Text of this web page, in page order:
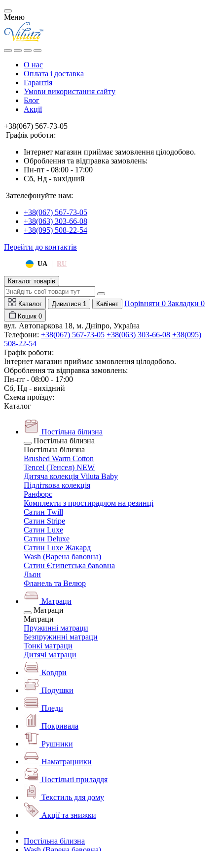
Меню
О нас
Оплата і доставка
Гарантія
Умови використання сайту
Блог
Акції
+38(067) 567-73-05
Графік роботи:
Інтернет магазин приймає замовлення цілодобово.
Оброблення та відправка замовлень:
Пн-пт - 08:00 - 17:00
Сб, Нд - вихідний
Зателефонуйте нам:
+38(067) 567-73-05
+38(063) 303-66-08
+38(095) 508-22-54
Перейти до контактів
UA | RU
Каталог товарів
Каталог Дивилися 1 Кабінет Порівняти 0 Закладки 0
Кошик 0
вул. Автопаркова 18, м. Дніпро, Україна
Телефони: +38(067) 567-73-05 +38(063) 303-66-08 +38(095)
508-22-54
Графік роботи:
Інтернет магазин приймає замовлення цілодобово.
Оброблення та відправка замовлень:
Пн-пт - 08:00 - 17:00
Сб, Нд - вихідний
Схема проїзду:
Каталог
Постільна білизна
Постільна білизна
Постільна білизна
Brushed Warm Cotton
Tencel (Тенсел) NEW
Дитяча колекція Viluta Baby
Підліткова колекція
Ранфорс
Комплекти з простирадлом на резинці
Сатин Twill
Сатин Stripe
Сатин Luxe
Сатин Deluxe
Сатин Luxe Жакард
Wash (Варена бавовна)
Сатин Єгипетська бавовна
Льон
Фланель та Велюр
Матраци
Матраци
Матраци
Пружинні матраци
Безпружинні матраци
Тонкі матраци
Дитячі матраци
Ковдри
Подушки
Пледи
Покривала
Рушники
Наматрацники
Постільні приладдя
Текстиль для дому
Акції та знижки
Постільна білизна